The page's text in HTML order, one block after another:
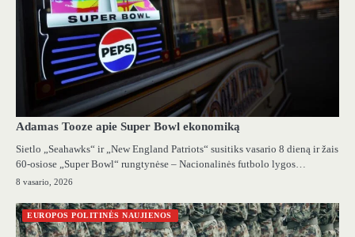
Adamas Tooze apie Super Bowl ekonomiką
Sietlo „Seahawks“ ir „New England Patriots“ susitiks vasario 8 dieną ir žais
60-osiose „Super Bowl“ rungtynėse – Nacionalinės futbolo lygos…
8 vasario, 2026
EUROPOS POLITINĖS NAUJIENOS